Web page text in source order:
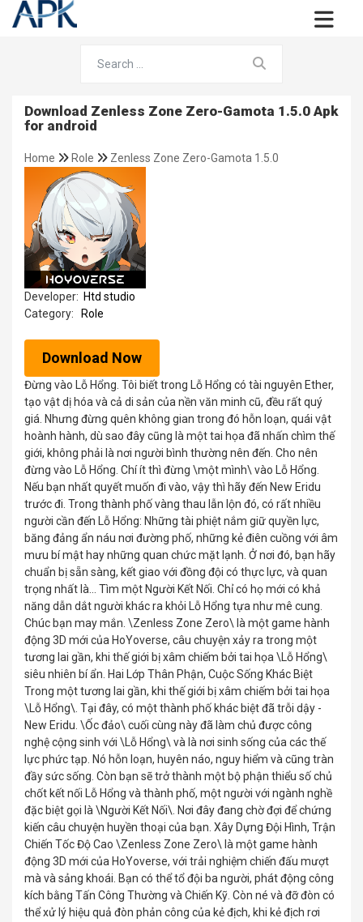
Download Zenless Zone Zero-Gamota 1.5.0 Apk
for android
Home Role Zenless Zone Zero-Gamota 1.5.0
Developer: Htd studio
Category:
Role
Download Now
Đừng vào Lỗ Hổng. Tôi biết trong Lỗ Hổng có tài nguyên Ether,
tạo vật dị hóa và cả di sản của nền văn minh cũ, đều rất quý
giá. Nhưng đừng quên không gian trong đó hỗn loạn, quái vật
hoành hành, dù sao đây cũng là một tai họa đã nhấn chìm thế
giới, không phải là nơi người bình thường nên đến. Cho nên
đừng vào Lỗ Hổng. Chí ít thì đừng \một mình\ vào Lỗ Hổng.
Nếu bạn nhất quyết muốn đi vào, vậy thì hãy đến New Eridu
trước đi. Trong thành phố vàng thau lẫn lộn đó, có rất nhiều
người cần đến Lỗ Hổng: Những tài phiệt nắm giữ quyền lực,
băng đảng ẩn náu nơi đường phố, những kẻ điên cuồng với âm
mưu bí mật hay những quan chức mặt lạnh. Ở nơi đó, bạn hãy
chuẩn bị sẵn sàng, kết giao với đồng đội có thực lực, và quan
trọng nhất là... Tìm một Người Kết Nối. Chỉ có họ mới có khả
năng dẫn dắt người khác ra khỏi Lỗ Hổng tựa như mê cung.
Chúc bạn may mắn. \Zenless Zone Zero\ là một game hành
động 3D mới của HoYoverse, câu chuyện xảy ra trong một
tương lai gần, khi thế giới bị xâm chiếm bởi tai họa \Lỗ Hổng\
siêu nhiên bí ẩn. Hai Lớp Thân Phận, Cuộc Sống Khác Biệt
Trong một tương lai gần, khi thế giới bị xâm chiếm bởi tai họa
\Lỗ Hổng\. Tại đây, có một thành phố khác biệt đã trỗi dậy -
New Eridu. \Ốc đảo\ cuối cùng này đã làm chủ được công
nghệ cộng sinh với \Lỗ Hổng\ và là nơi sinh sống của các thế
lực phức tạp. Nó hỗn loạn, huyên náo, nguy hiểm và cũng tràn
đầy sức sống. Còn bạn sẽ trở thành một bộ phận thiểu số chủ
chốt kết nối Lỗ Hổng và thành phố, một người với ngành nghề
đặc biệt gọi là \Người Kết Nối\. Nơi đây đang chờ đợi để chứng
kiến câu chuyện huyền thoại của bạn. Xây Dựng Đội Hình, Trận
Chiến Tốc Độ Cao \Zenless Zone Zero\ là một game hành
động 3D mới của HoYoverse, với trải nghiệm chiến đấu mượt
mà và sảng khoái. Bạn có thể tổ đội ba người, phát động công
kích bằng Tấn Công Thường và Chiến Kỹ. Còn né và đỡ đòn có
thể xử lý hiệu quả đòn phản công của kẻ địch, khi kẻ địch rơi